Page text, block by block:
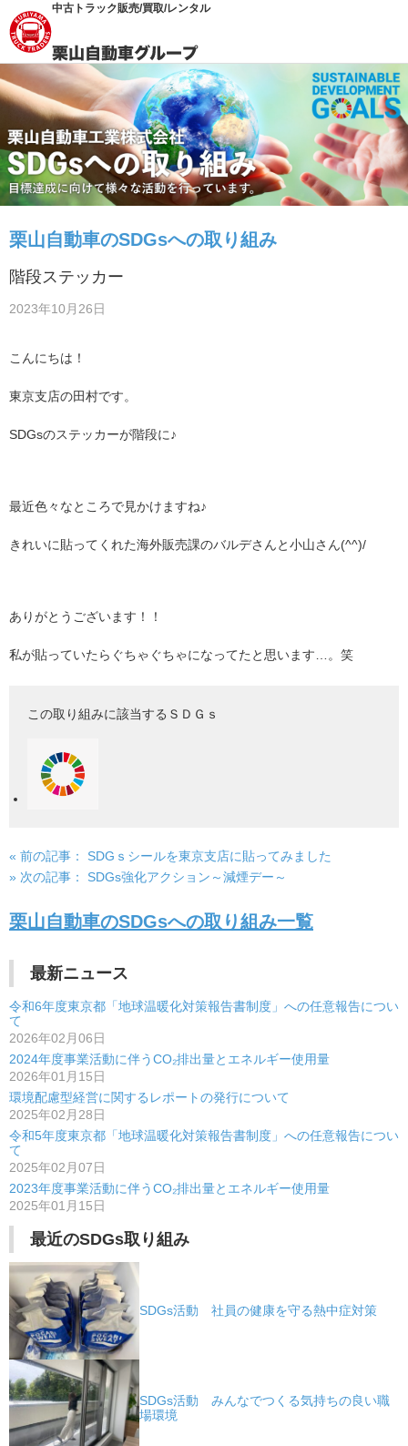
中古トラック販売/買取/レンタル
栗山自動車のSDGsへの取り組み
階段ステッカー
2023年10月26日
こんにちは！
東京支店の田村です。
SDGsのステッカーが階段に♪
最近色々なところで見かけますね♪
きれいに貼ってくれた海外販売課のバルデさんと小山さん(^^)/
ありがとうございます！！
私が貼っていたらぐちゃぐちゃになってたと思います…。笑
この取り組みに該当するＳＤＧｓ
投
ナ
ビ
ゲ
ー
シ
ョ
ン
« 前の記事：
SDGｓシールを東京支店に貼ってみました
» 次の記事：
SDGs強化アクション～減煙デー～
栗山自動車のSDGsへの取り組み一覧
最新ニュース
令和6年度東京都「地球温暖化対策報告書制度」への任意報告につい
て
2026年02月06日
2024年度事業活動に伴うCO₂排出量とエネルギー使用量
2026年01月15日
環境配慮型経営に関するレポートの発行について
2025年02月28日
令和5年度東京都「地球温暖化対策報告書制度」への任意報告につい
て
2025年02月07日
2023年度事業活動に伴うCO₂排出量とエネルギー使用量
2025年01月15日
最近のSDGs取り組み
SDGs活動 社員の健康を守る熱中症対策
SDGs活動 みんなでつくる気持ちの良い職
場環境